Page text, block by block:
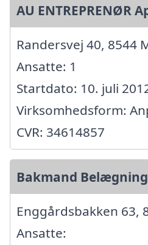
AU ENTREPRENØR
Randersvej 40, 8544
Ansatte: 1
Startdato: 10. juli
Virksomhedsform:
CVR: 34614857
Bakmand Belægning
Enggårdsbakken 63,
Ansatte: